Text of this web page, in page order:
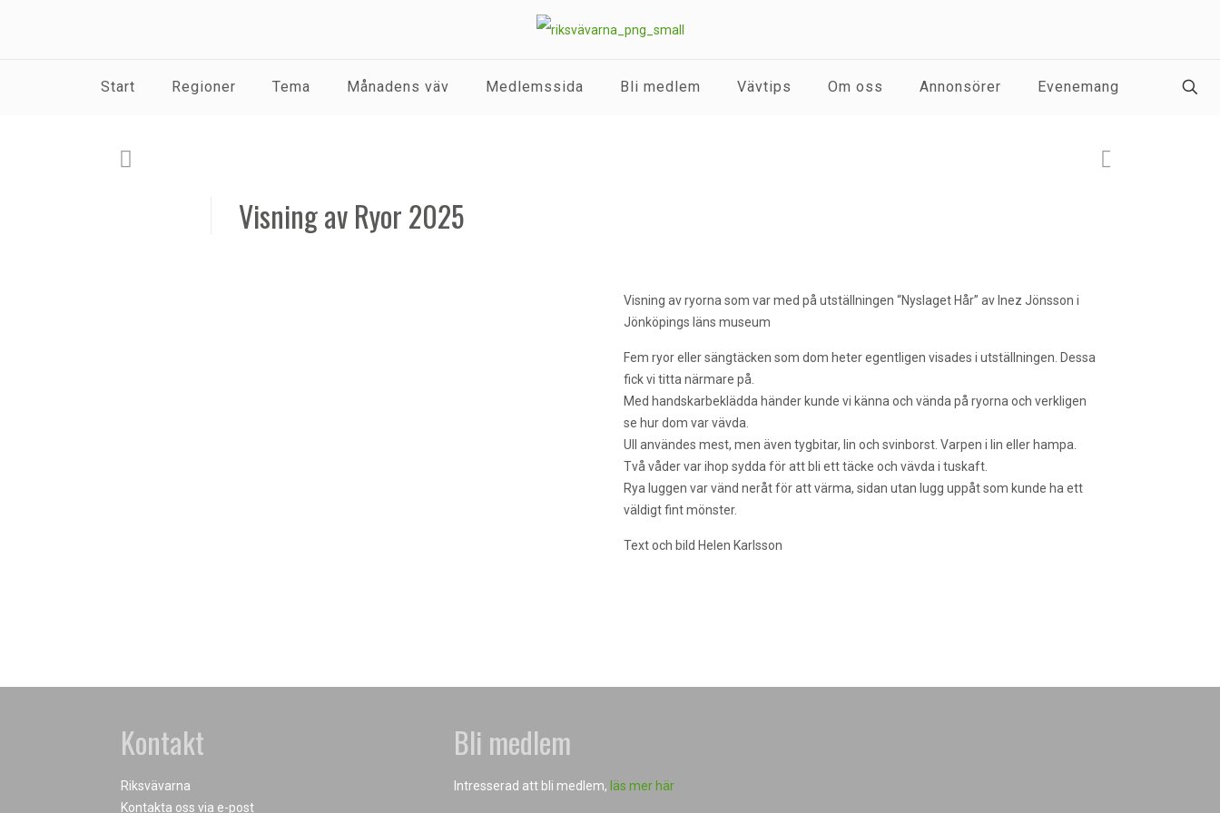
Start Regioner Tema Månadens väv Medlemssida Bli medlem Vävtips Om oss Annonsörer Evenemang
Visning av Ryor 2025
Visning av ryorna som var med på utställningen “Nyslaget Hår” av Inez Jönsson i
Jönköpings läns museum
Fem ryor eller sängtäcken som dom heter egentligen visades i utställningen. Dessa
fick vi titta närmare på.
Med handskarbeklädda händer kunde vi känna och vända på ryorna och verkligen
se hur dom var vävda.
Ull användes mest, men även tygbitar, lin och svinborst. Varpen i lin eller hampa.
Två våder var ihop sydda för att bli ett täcke och vävda i tuskaft.
Rya luggen var vänd neråt för att värma, sidan utan lugg uppåt som kunde ha ett
väldigt fint mönster.
Text och bild Helen Karlsson
Kontakt
Riksvävarna
Kontakta oss via e-post
Bli medlem
Intresserad att bli medlem, läs mer här